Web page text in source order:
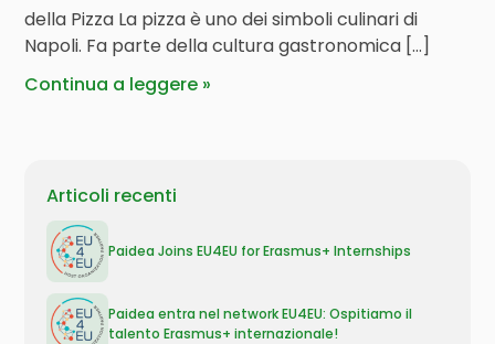
della Pizza La pizza è uno dei simboli culinari di
Napoli. Fa parte della cultura gastronomica […]
Continua a leggere
Articoli recenti
Paidea Joins EU4EU for Erasmus+ Internships
Paidea entra nel network EU4EU: Ospitiamo il
talento Erasmus+ internazionale!